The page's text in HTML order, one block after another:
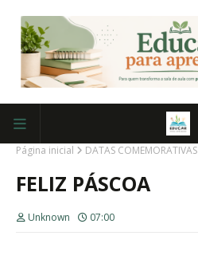
Página inicial DATAS COMEMORATIVAS
FELIZ PÁSCOA
Unknown 07:00